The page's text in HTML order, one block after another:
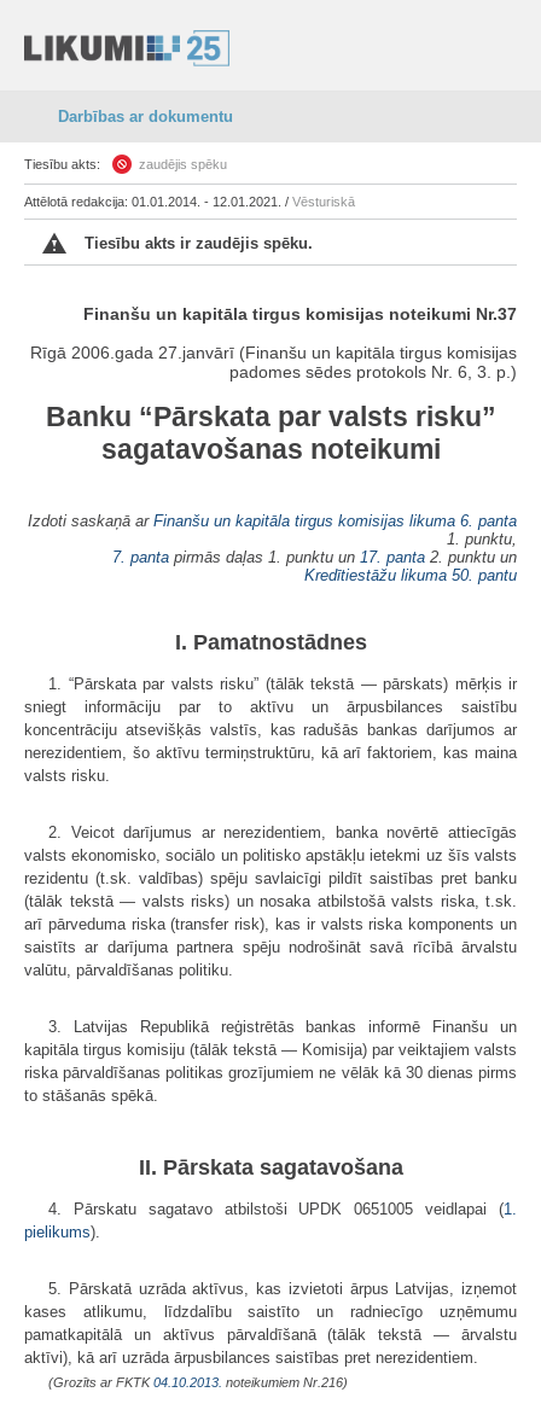
Darbības ar dokumentu
Tiesību akts: zaudējis spēku
Attēlotā redakcija: 01.01.2014. - 12.01.2021. / Vēsturiskā
Tiesību akts ir zaudējis spēku.
Finanšu un kapitāla tirgus komisijas noteikumi Nr.37
Rīgā 2006.gada 27.janvārī (Finanšu un kapitāla tirgus komisijas
padomes sēdes protokols Nr. 6, 3. p.)
Banku “Pārskata par valsts risku”
sagatavošanas noteikumi
Izdoti saskaņā ar Finanšu un kapitāla tirgus komisijas likuma 6. panta
1. punktu,
7. panta pirmās daļas 1. punktu un 17. panta 2. punktu un
Kredītiestāžu likuma 50. pantu
I. Pamatnostādnes
1. “Pārskata par valsts risku” (tālāk tekstā — pārskats) mērķis ir
sniegt informāciju par to aktīvu un ārpusbilances saistību
koncentrāciju atsevišķās valstīs, kas radušās bankas darījumos ar
nerezidentiem, šo aktīvu termiņstruktūru, kā arī faktoriem, kas maina
valsts risku.
2. Veicot darījumus ar nerezidentiem, banka novērtē attiecīgās
valsts ekonomisko, sociālo un politisko apstākļu ietekmi uz šīs valsts
rezidentu (t.sk. valdības) spēju savlaicīgi pildīt saistības pret banku
(tālāk tekstā — valsts risks) un nosaka atbilstošā valsts riska, t.sk.
arī pārveduma riska (transfer risk), kas ir valsts riska komponents un
saistīts ar darījuma partnera spēju nodrošināt savā rīcībā ārvalstu
valūtu, pārvaldīšanas politiku.
3. Latvijas Republikā reģistrētās bankas informē Finanšu un
kapitāla tirgus komisiju (tālāk tekstā — Komisija) par veiktajiem valsts
riska pārvaldīšanas politikas grozījumiem ne vēlāk kā 30 dienas pirms
to stāšanās spēkā.
II. Pārskata sagatavošana
4. Pārskatu sagatavo atbilstoši UPDK 0651005 veidlapai (1.
pielikums).
5. Pārskatā uzrāda aktīvus, kas izvietoti ārpus Latvijas, izņemot
kases atlikumu, līdzdalību saistīto un radniecīgo uzņēmumu
pamatkapitālā un aktīvus pārvaldīšanā (tālāk tekstā — ārvalstu
aktīvi), kā arī uzrāda ārpusbilances saistības pret nerezidentiem.
(Grozīts ar FKTK04.10.2013. noteikumiem Nr.216)